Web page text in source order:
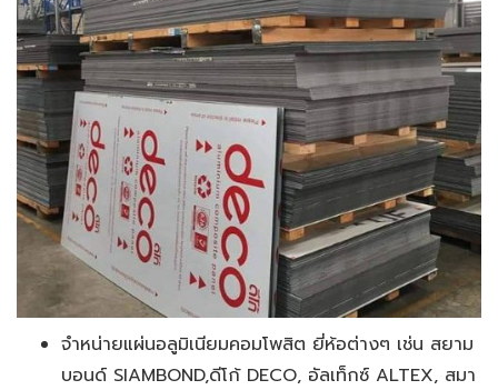
จำหน่ายแผ่นอลูมิเนียมคอมโพสิต ยี่ห้อต่างๆ เช่น สยาม
บอนด์ SIAMBOND,ดีโก้ DECO, อัลเท็กซ์ ALTEX, สมา